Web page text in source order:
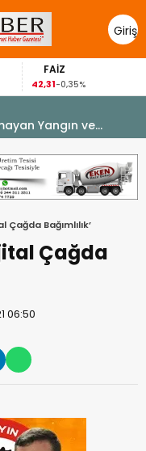
Giriş
Yap
FAİZ
42,31-0,35%
Yangın ve
Bağımlılık’
Çağda
06:50